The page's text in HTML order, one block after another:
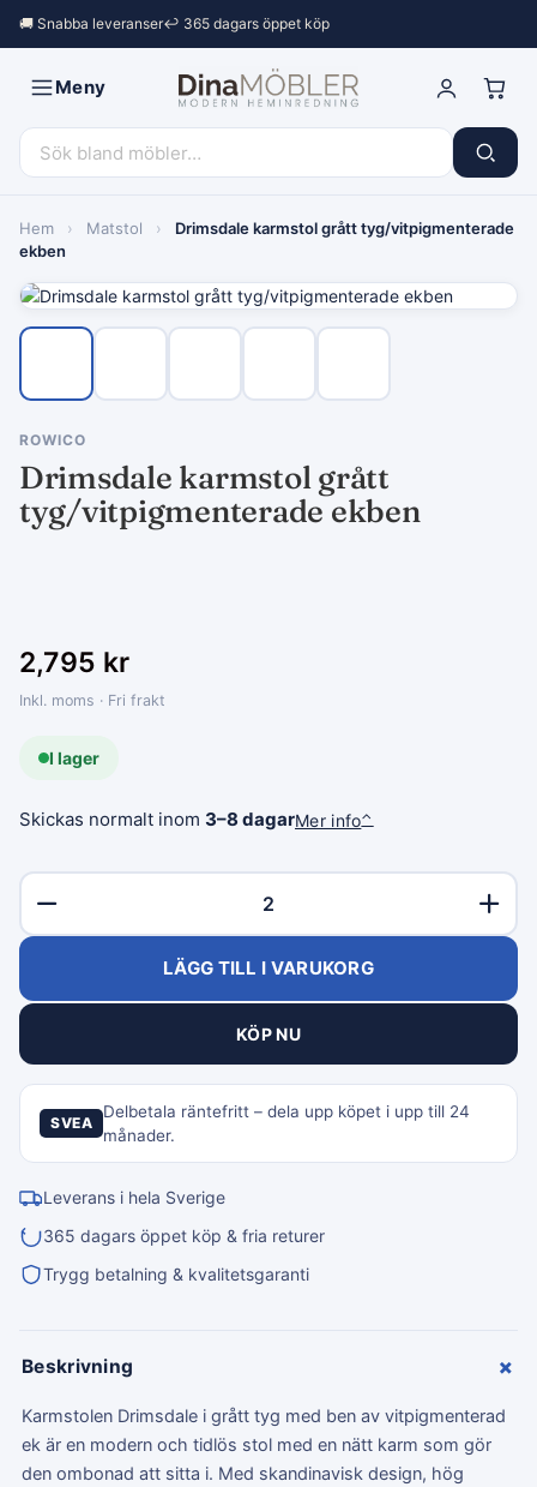
🚚 Snabba leveranser↩︎ 365 dagars öppet köp
Meny
Hem › Matstol ›
Drimsdale karmstol grått tyg/vitpigmenterade
ekben
ROWICO
Drimsdale karmstol grått
tyg/vitpigmenterade ekben
2,795 kr
Inkl. moms · Fri frakt
I lager
Skickas normalt inom 3–8 dagarMer info⌃
LÄGG TILL I VARUKORG
KÖP NU
SVEA
Delbetala räntefritt – dela upp köpet i upp till 24
månader.
Leverans i hela Sverige
365 dagars öppet köp & fria returer
Trygg betalning & kvalitetsgaranti
Beskrivning +
Karmstolen Drimsdale i grått tyg med ben av vitpigmenterad
ek är en modern och tidlös stol med en nätt karm som gör
den ombonad att sitta i. Med skandinavisk design, hög